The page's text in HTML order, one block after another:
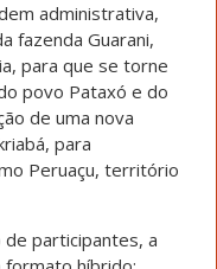
administrativa,
fazenda Guarani,
para que se torne
povo Pataxó e do
de uma nova
para
Peruaçu, território
participantes, a